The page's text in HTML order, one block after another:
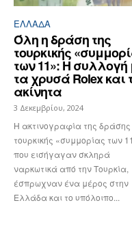
ΕΛΛΆΔΑ
Όλη η δράση της
τουρκικής
των 11»: Η συλλογή
τα χρυσά Rolex και
ακίνητα
3 Δεκεμβρίου, 2024
Η ακτινογραφία της δράσης
τουρκικής «συμμορίας των
που εισήγαγαν σκληρά
ναρκωτικά από την Τουρκία,
έσπρωχναν ένα μέρος στην
Ελλάδα και το υπόλοιπο...